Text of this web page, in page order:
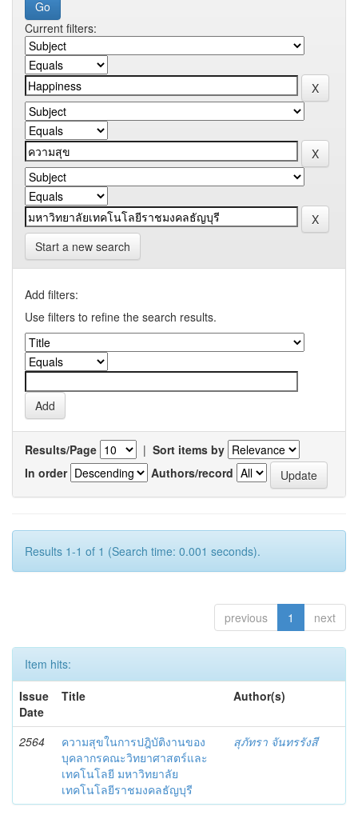
Current filters:
Start a new search
Add filters:
Use filters to refine the search results.
Results/Page | Sort items by
In order
Authors/record
Results 1-1 of 1 (Search time: 0.001 seconds).
previous 1 next
Item hits:
Issue
Date
Title Author(s)
2564
ความสุขในการปฎิบัติงานของ
บุคลากรคณะวิทยาศาสตร์และ
เทคโนโลยี มหาวิทยาลัย
เทคโนโลยีราชมงคลธัญบุรี
สุภัทรา จันทรรังสี